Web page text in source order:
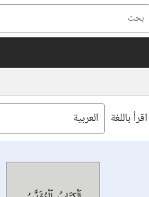
اقرأ باللغة